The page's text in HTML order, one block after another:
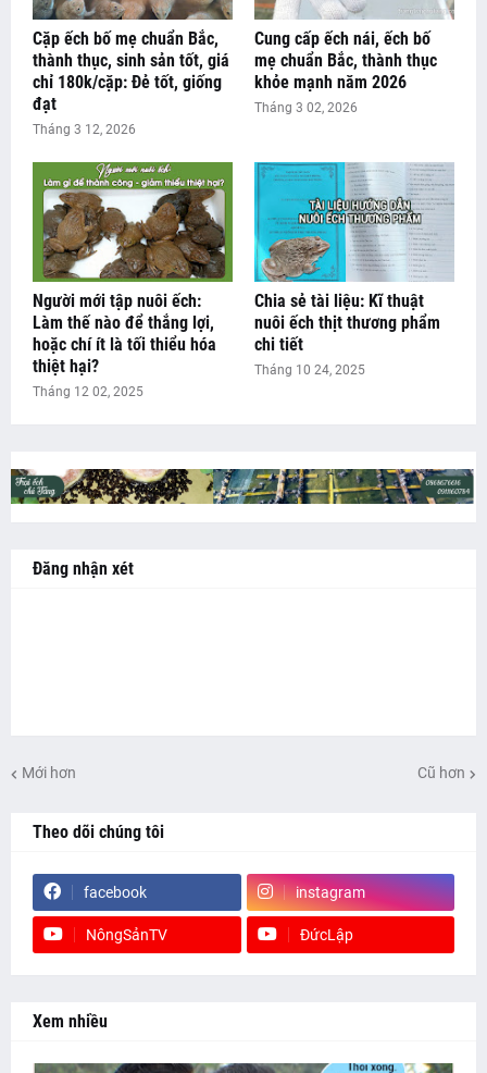
Cặp ếch bố mẹ chuẩn Bắc,
thành thục, sinh sản tốt, giá
chỉ 180k/cặp: Đẻ tốt, giống
đạt
Tháng 3 12, 2026
Cung cấp ếch nái, ếch bố
mẹ chuẩn Bắc, thành thục
khỏe mạnh năm 2026
Tháng 3 02, 2026
Người mới tập nuôi ếch:
Làm thế nào để thắng lợi,
hoặc chí ít là tối thiểu hóa
thiệt hại?
Tháng 12 02, 2025
Chia sẻ tài liệu: Kĩ thuật
nuôi ếch thịt thương phẩm
chi tiết
Tháng 10 24, 2025
Đăng nhận xét
Mới hơn Cũ hơn
Theo dõi chúng tôi
facebook instagram
NôngSảnTV ĐứcLập
Xem nhiều